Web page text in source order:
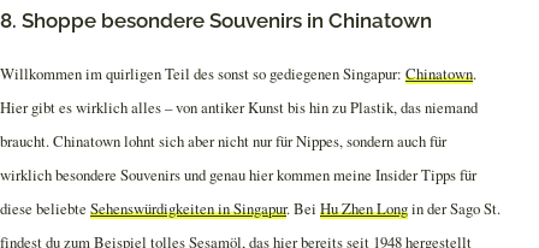
8. Shoppe besondere Souvenirs in Chinatown
Willkommen im quirligen Teil des sonst so gediegenen Singapur: Chinatown.
Hier gibt es wirklich alles – von antiker Kunst bis hin zu Plastik, das niemand
braucht. Chinatown lohnt sich aber nicht nur für Nippes, sondern auch für
wirklich besondere Souvenirs und genau hier kommen meine Insider Tipps für
diese beliebte Sehenswürdigkeiten in Singapur. Bei Hu Zhen Longin der Sago St.
findest du zum Beispiel tolles Sesamöl, das hier bereits seit 1948 hergestellt